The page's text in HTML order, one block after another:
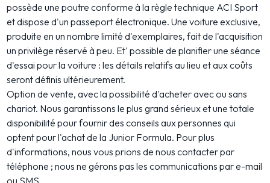
possède une poutre conforme à la règle technique ACI Sport
et dispose d'un passeport électronique. Une voiture exclusive,
produite en un nombre limité d'exemplaires, fait de l'acquisition
un privilège réservé à peu. Et' possible de planifier une séance
d'essai pour la voiture : les détails relatifs au lieu et aux coûts
seront définis ultérieurement.
Option de vente, avec la possibilité d'acheter avec ou sans
chariot. Nous garantissons le plus grand sérieux et une totale
disponibilité pour fournir des conseils aux personnes qui
optent pour l'achat de la Junior Formula. Pour plus
d'informations, nous vous prions de nous contacter par
téléphone ; nous ne gérons pas les communications par e-mail
ou SMS.